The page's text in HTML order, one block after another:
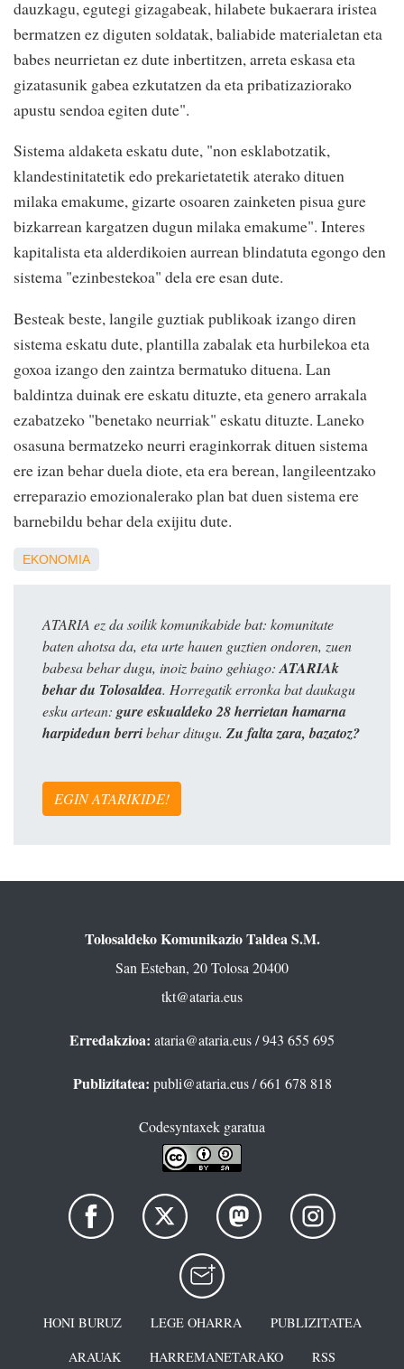
dauzkagu, egutegi gizagabeak, hilabete bukaerara iristea
bermatzen ez diguten soldatak, baliabide materialetan eta
babes neurrietan ez dute inbertitzen, arreta eskasa eta
gizatasunik gabea ezkutatzen da eta pribatizaziorako
apustu sendoa egiten dute".
Sistema aldaketa eskatu dute, "non esklabotzatik,
klandestinitatetik edo prekarietatetik aterako dituen
milaka emakume, gizarte osoaren zainketen pisua gure
bizkarrean kargatzen dugun milaka emakume". Interes
kapitalista eta alderdikoien aurrean blindatuta egongo den
sistema "ezinbestekoa" dela ere esan dute.
Besteak beste, langile guztiak publikoak izango diren
sistema eskatu dute, plantilla zabalak eta hurbilekoa eta
goxoa izango den zaintza bermatuko dituena. Lan
baldintza duinak ere eskatu dituzte, eta genero arrakala
ezabatzeko "benetako neurriak" eskatu dituzte. Laneko
osasuna bermatzeko neurri eraginkorrak dituen sistema
ere izan behar duela diote, eta era berean, langileentzako
erreparazio emozionalerako plan bat duen sistema ere
barnebildu behar dela exijitu dute.
EKONOMIA
ATARIA ez da soilik komunikabide bat: komunitate
baten ahotsa da, eta urte hauen guztien ondoren, zuen
babesa behar dugu, inoiz baino gehiago:ATARIAk
behar du Tolosaldea. Horregatik erronka bat daukagu
esku artean: gure eskualdeko 28 herrietan hamarna
harpidedun berribehar ditugu. Zu falta zara, bazatoz?
EGIN ATARIKIDE!
Tolosaldeko Komunikazio Taldea S.M.
San Esteban, 20 Tolosa 20400
tkt@ataria.eus
Erredakzioa: ataria@ataria.eus/ 943 655 695
Publizitatea: publi@ataria.eus/ 661 678 818
Codesyntaxek garatua
HONI BURUZ LEGE OHARRA
PUBLIZITATEA
ARAUAK
HARREMANETARAKO RSS